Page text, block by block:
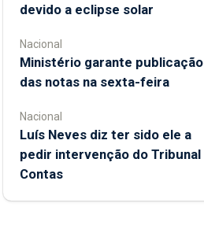
devido a eclipse solar
Nacional
Ministério garante publicação
das notas na sexta-feira
Nacional
Luís Neves diz ter sido ele a
pedir intervenção do Tribunal
Contas